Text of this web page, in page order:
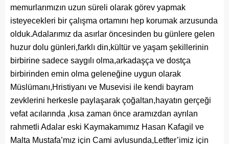
memurlarımızın uzun süreli olarak görev yapmak
isteyecekleri bir çalışma ortamını hep korumak arzusunda
olduk.Adalarımız da asırlar öncesinden bu günlere gelen
huzur dolu günleri,farklı din,kültür ve yaşam şekillerinin
birbirine sadece saygılı olma,arkadaşça ve dostça
birbirinden emin olma geleneğine uygun olarak
Müslümanı,Hristiyanı ve Musevisi ile kendi bayram
zevklerini herkesle paylaşarak çoğaltan,hayatın gerçeği
vefat acılarında ,kısa zaman önce aramızdan ayrılan
rahmetli Adalar eski Kaymakamımız Hasan Kafagil ve
Malta Mustafa’mız için Cami avlusunda,Letfter’imiz için